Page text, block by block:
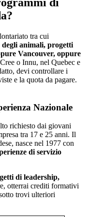
tra cui
degli animali, progetti
Vancouver, oppure
o Innu, nel Quebec e
devi controllare i
e la quota da pagare.
Nazionale
richiesto dai giovani
tra 17 e 25 anni. Il
nasce nel 1977 con
di servizio
di leadership,
otterrai crediti formativi
trovi ulteriori